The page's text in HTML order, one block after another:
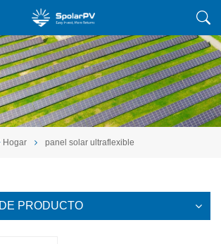
Hogar panel solar ultraflexible
PRODUCTO